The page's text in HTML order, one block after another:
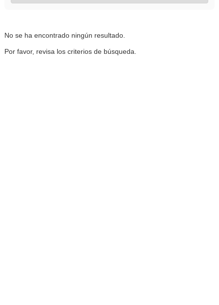
No se ha encontrado ningún resultado.
Por favor, revisa los criterios de búsqueda.